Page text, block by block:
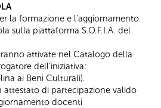
la formazione e l’aggiornamento
sulla piattaforma S.O.F.I.A. del
attivate nel Catalogo della
dell’iniziativa:
ai Beni Culturali).
attestato di partecipazione valido
docenti